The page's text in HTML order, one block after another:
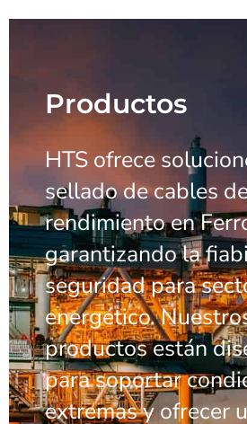
Productos
HTS ofrece
sellado de cables
rendimiento en
garantizando la
seguridad para
energético.
productos están
para soportar
extremas y ofrecer